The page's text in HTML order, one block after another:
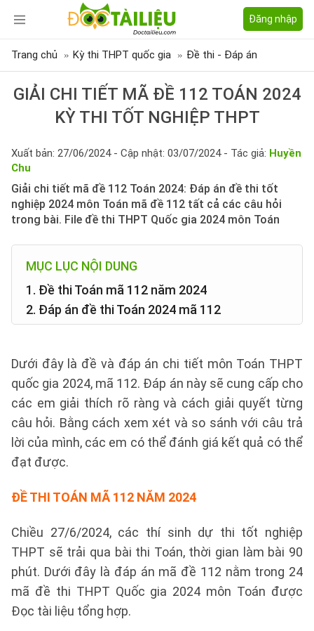
Đăng nhập
Trang chủ Kỳ thi THPT quốc gia Đề thi - Đáp án
GIẢI CHI TIẾT MÃ ĐỀ 112 TOÁN 2024
KỲ THI TỐT NGHIỆP THPT
Xuất bản: 27/06/2024 - Cập nhật: 03/07/2024 - Tác giả: Huyền
Chu
Giải chi tiết mã đề 112 Toán 2024: Đáp án đề thi tốt
nghiệp 2024 môn Toán mã đề 112 tất cả các câu hỏi
trong bài. File đề thi THPT Quốc gia 2024 môn Toán
MỤC LỤC NỘI DUNG
1. Đề thi Toán mã 112 năm 2024
2. Đáp án đề thi Toán 2024 mã 112
Dưới đây là đề và đáp án chi tiết môn Toán THPT
quốc gia 2024, mã 112. Đáp án này sẽ cung cấp cho
các em giải thích rõ ràng và cách giải quyết từng
câu hỏi. Bằng cách xem xét và so sánh với câu trả
lời của mình, các em có thể đánh giá kết quả có thể
đạt được.
ĐỀ THI TOÁN MÃ 112 NĂM 2024
Chiều 27/6/2024, các thí sinh dự thi tốt nghiệp
THPT sẽ trải qua bài thi Toán, thời gian làm bài 90
phút. Dưới đây là đáp án mã đề 112 nằm trong 24
mã đề thi THPT Quốc gia 2024 môn Toán được
Đọc tài liệu tổng hợp.